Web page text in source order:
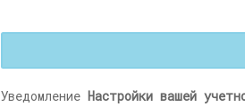
Уведомление Настройки вашей